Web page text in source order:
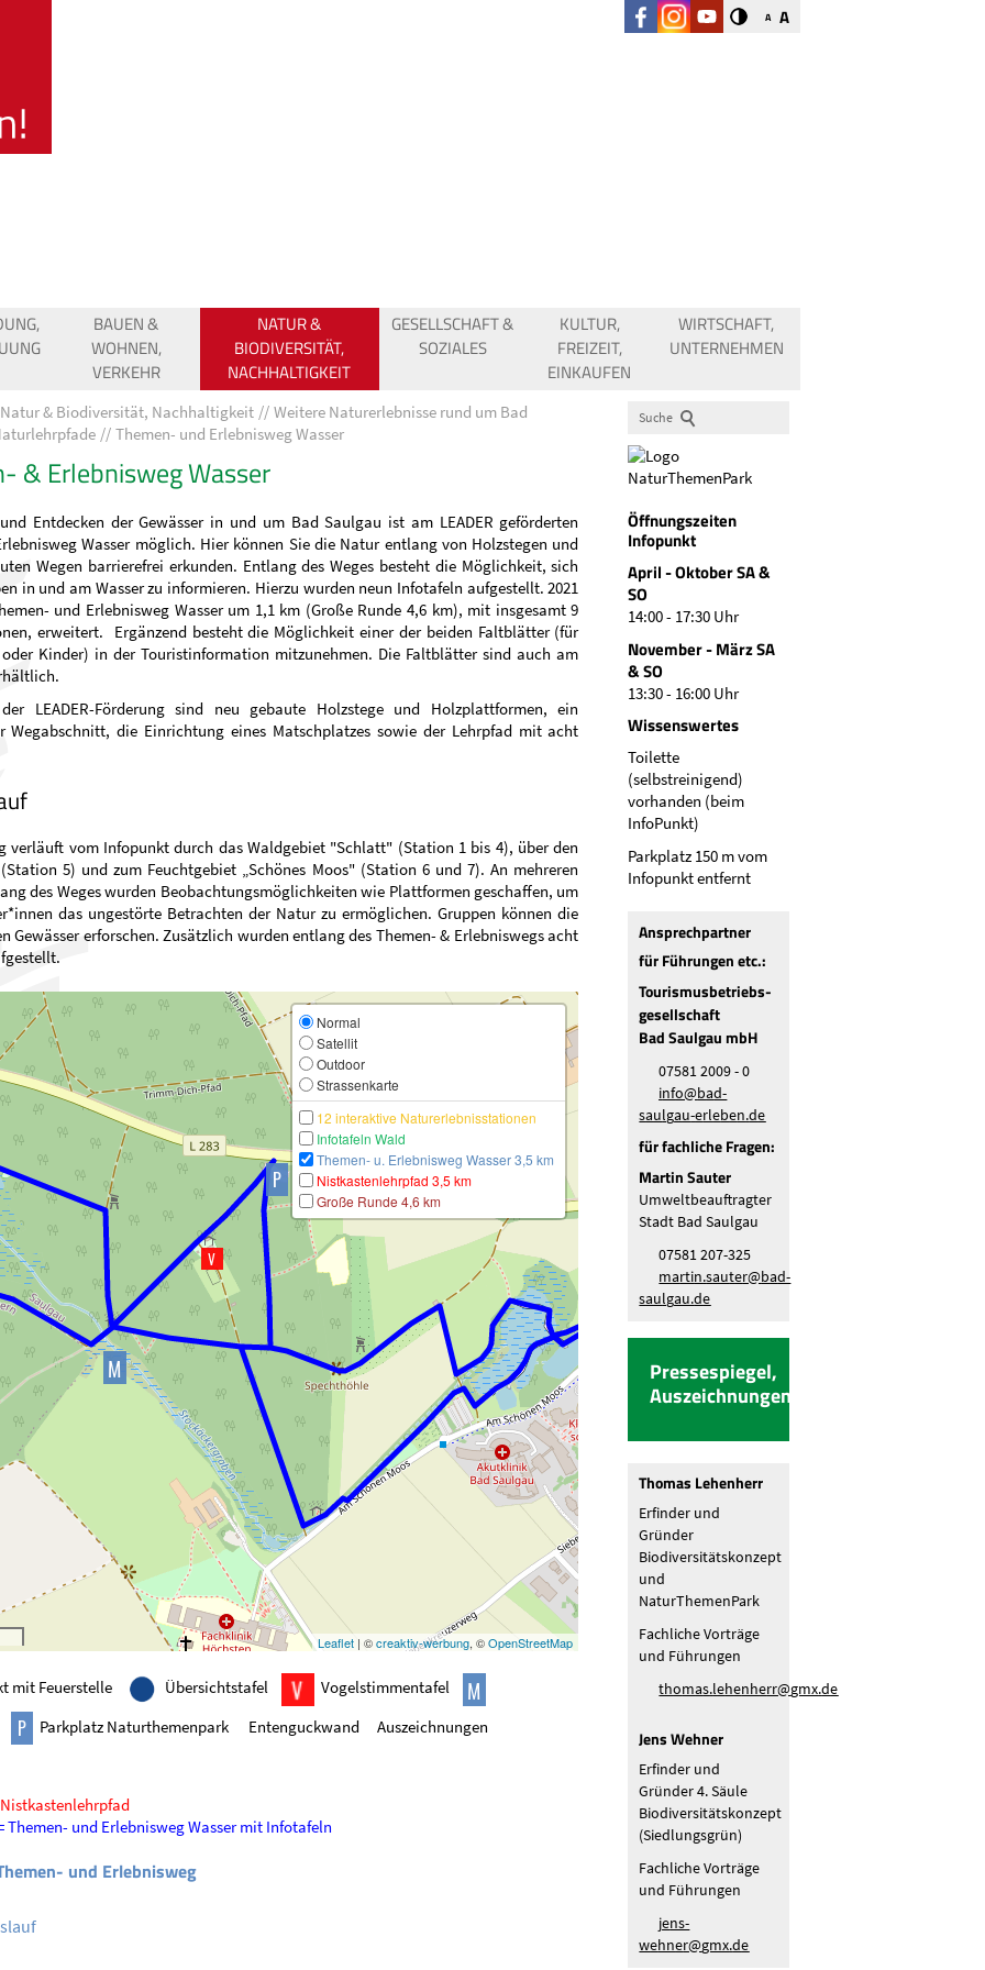
A A
BAUEN &
WOHNEN,
VERKEHR
NATUR &
BIODIVERSITÄT,
NACHHALTIGKEIT
GESELLSCHAFT &
SOZIALES
KULTUR,
FREIZEIT,
EINKAUFEN
WIRTSCHAFT,
UNTERNEHMEN
Natur & Biodiversität, Nachhaltigkeit
Weitere Naturerlebnisse rund um Bad
Themen- und Erlebnisweg Wasser
& Erlebnisweg Wasser
Entdecken der Gewässer in und um Bad Saulgau ist am LEADER geförderten
Wasser möglich. Hier können Sie die Natur entlang von Holzstegen und
Wegen barrierefrei erkunden. Entlang des Weges besteht die Möglichkeit, sich
in und am Wasser zu informieren. Hierzu wurden neun Infotafeln aufgestellt. 2021
und Erlebnisweg Wasser um 1,1 km (Große Runde 4,6 km), mit insgesamt 9
erweitert. Ergänzend besteht die Möglichkeit einer der beiden Faltblätter (für
oder Kinder) in der Touristinformation mitzunehmen. Die Faltblätter sind auch am
LEADER-Förderung sind neu gebaute Holzstege und Holzplattformen, ein
Wegabschnitt, die Einrichtung eines Matschplatzes sowie der Lehrpfad mit acht
verläuft vom Infopunkt durch das Waldgebiet "Schlatt" (Station 1 bis 4), über den
5) und zum Feuchtgebiet „Schönes Moos" (Station 6 und 7). An mehreren
des Weges wurden Beobachtungsmöglichkeiten wie Plattformen geschaffen, um
das ungestörte Betrachten der Natur zu ermöglichen. Gruppen können die
Gewässer erforschen. Zusätzlich wurden entlang des Themen- & Erlebniswegs acht
Normal
Satellit
Outdoor
Strassenkarte
12 interaktive Naturerlebnisstationen
Infotafeln Wald
Themen- u. Erlebnisweg Wasser 3,5 km
Nistkastenlehrpfad 3,5 km
Große Runde 4,6 km
Leaflet | ©creaktiv-werbung, ©OpenStreetMap
mit Feuerstelle Übersichtstafel
Vogelstimmentafel
Parkplatz Naturthemenpark Entenguckwand Auszeichnungen
Themen- und Erlebnisweg Wasser mit Infotafeln
und Erlebnisweg
Suche
Öffnungszeiten
Infopunkt
April - Oktober SA &
SO
14:00 - 17:30 Uhr
November - März SA
& SO
13:30 - 16:00 Uhr
Wissenswertes
Toilette
(selbstreinigend)
vorhanden (beim
InfoPunkt)
Parkplatz 150 m vom
Infopunkt entfernt
Ansprechpartner
für Führungen etc.:
Tourismusbetriebs-
gesellschaft
Bad Saulgau mbH
07581 2009 - 0
nf
b d-
s
lg - rl b n d
für fachliche Fragen:
Martin Sauter
Umweltbeauftragter
Stadt Bad Saulgau
07581 207-325
m rt n s t r b d-
s
lg d
Pressespiegel,
Auszeichnungen
Thomas Lehenherr
Erfinder und
Gründer
Biodiversitätskonzept
und
NaturThemenPark
Fachliche Vorträge
und Führungen
th m s l h nh rr gmx d
Jens Wehner
Erfinder und
Gründer 4. Säule
Biodiversitätskonzept
(Siedlungsgrün)
Fachliche Vorträge
und Führungen
j ns-
w hn r gmx d